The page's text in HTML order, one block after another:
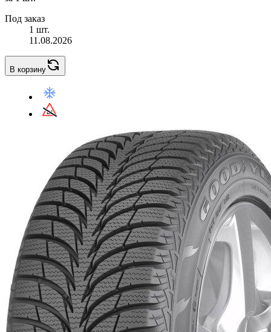
Под заказ
1 шт.
11.08.2026
В корзину